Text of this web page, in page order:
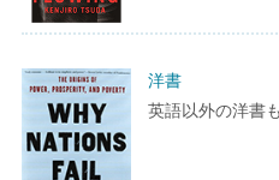
洋書
英語以外の洋書